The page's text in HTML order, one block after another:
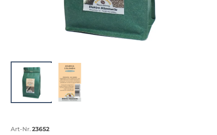
Art-Nr. 23652